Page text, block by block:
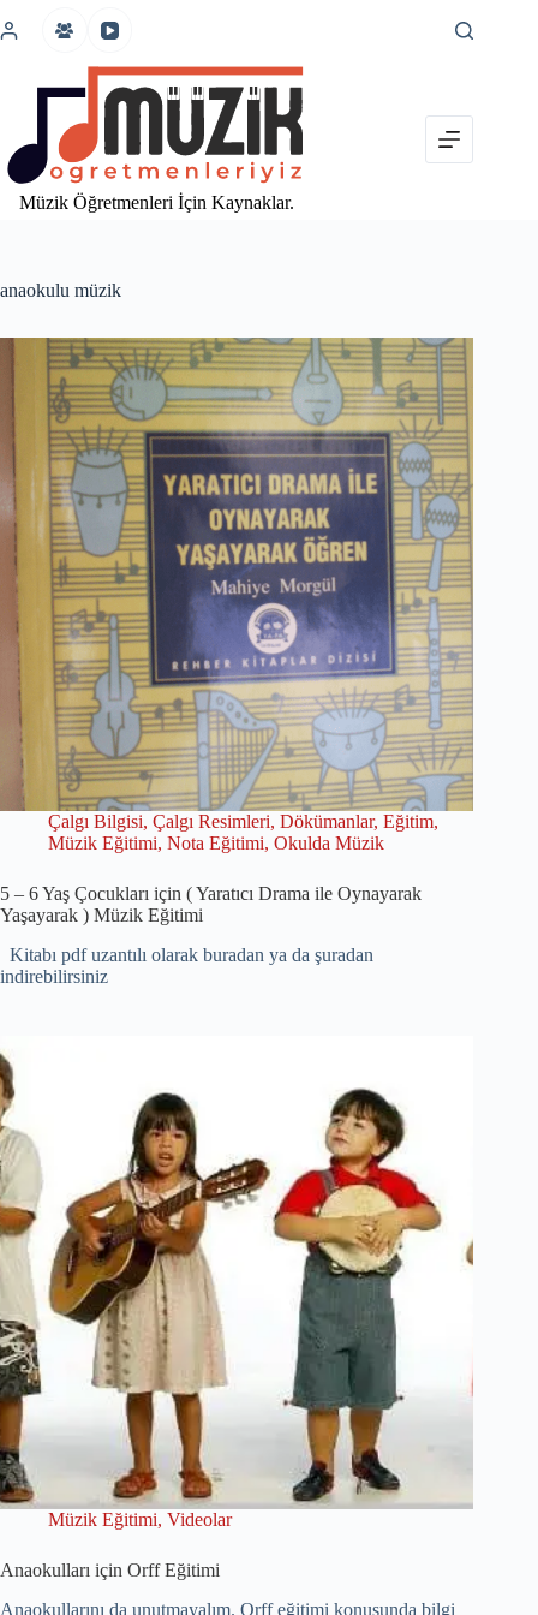
atla
Müzik Öğretmenleri İçin Kaynaklar.
anaokulu müzik
Çalgı Bilgisi, Çalgı Resimleri, Dökümanlar, Eğitim,
Müzik Eğitimi, Nota Eğitimi, Okulda Müzik
5 – 6 Yaş Çocukları için ( Yaratıcı Drama ile Oynayarak
Yaşayarak ) Müzik Eğitimi
Kitabı pdf uzantılı olarak buradan ya da şuradan
indirebilirsiniz
Müzik Eğitimi, Videolar
Anaokulları için Orff Eğitimi
Anaokullarını da unutmayalım. Orff eğitimi konusunda bilgi